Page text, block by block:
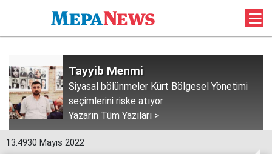
Tayyib Menmi
Siyasal bölünmeler Kürt Bölgesel Yönetimi
seçimlerini riske atıyor
Yazarın Tüm Yazıları >
13:4930 Mayıs 2022